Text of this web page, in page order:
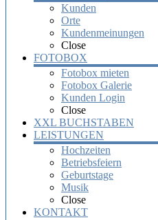
Kunden
Orte
Kundenmeinungen
Close
FOTOBOX
Fotobox mieten
Fotobox Galerie
Kunden Login
Close
XXL BUCHSTABEN
LEISTUNGEN
Hochzeiten
Betriebsfeiern
Geburtstage
Musik
Close
KONTAKT